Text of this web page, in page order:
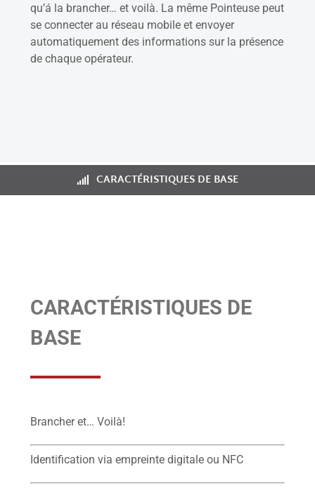
qu’á la brancher… et voilà. La même Pointeuse peut
se connecter au réseau mobile et envoyer
automatiquement des informations sur la présence
de chaque opérateur.
CARACTÉRISTIQUES DE BASE
CARACTÉRISTIQUES DE
BASE
Brancher et… Voilà!
Identification via empreinte digitale ou NFC